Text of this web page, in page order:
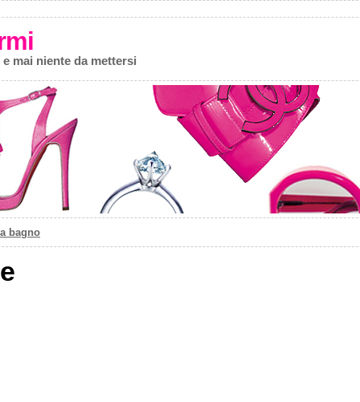
mai niente da mettersi
bagno